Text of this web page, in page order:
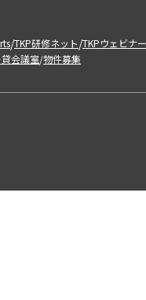
/TKP研修ネット/TKPウェビナ
会議室/物件募集